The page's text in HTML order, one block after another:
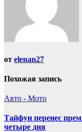
от elenan27
Похожая запись
Авто - Мото
Тайфун перенес
четыре дня